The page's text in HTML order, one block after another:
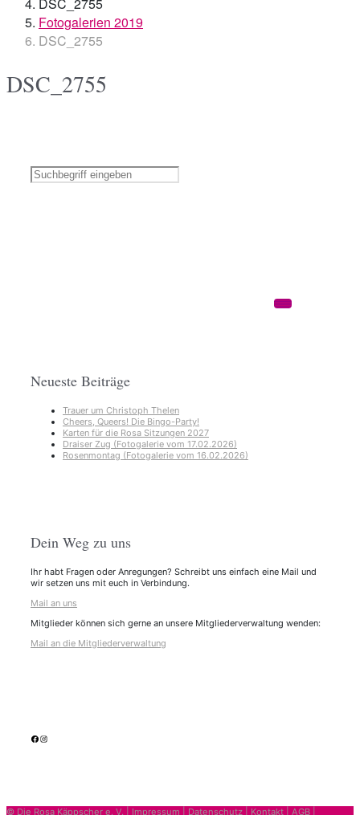
Fotogalerien 2019
DSC_2755
DSC_2755
Neueste Beiträge
Trauer um Christoph Thelen
Cheers, Queers! Die Bingo-Party!
Karten für die Rosa Sitzungen 2027
Draiser Zug (Fotogalerie vom 17.02.2026)
Rosenmontag (Fotogalerie vom 16.02.2026)
Dein Weg zu uns
Ihr habt Fragen oder Anregungen? Schreibt uns einfach eine Mail und
wir setzen uns mit euch in Verbindung.
Mail an uns
Mitglieder können sich gerne an unsere Mitgliederverwaltung wenden:
Mail an die Mitgliederverwaltung
facebook
Instagram
© Die Rosa Käppscher e. V. | Impressum Datenschutz Kontakt AGB